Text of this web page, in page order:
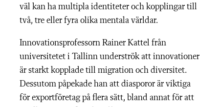
väl kan ha multipla identiteter och kopplingar till
två, tre eller fyra olika mentala världar.
Innovationsprofessorn Rainer Kattel från
universitetet i Tallinn underströk att innovationer
är starkt kopplade till migration och diversitet.
Dessutom påpekade han att diasporor är viktiga
för exportföretag på flera sätt, bland annat för att